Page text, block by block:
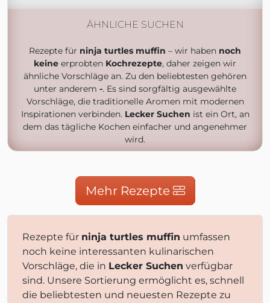
ÄHNLICHE SUCHEN
Rezepte für ninja turtles muffin – wir haben noch
keine erprobten Kochrezepte, daher zeigen wir
ähnliche Vorschläge an. Zu den beliebtesten gehören
unter anderem -. Es sind sorgfältig ausgewählte
Vorschläge, die traditionelle Aromen mit modernen
Inspirationen verbinden. Lecker Suchen ist ein Ort, an
dem das tägliche Kochen einfacher und angenehmer
wird.
Mehr Rezepte
Rezepte für ninja turtles muffin umfassen
noch keine interessanten kulinarischen
Vorschläge, die in Lecker Suchen verfügbar
sind. Unsere Sortierung ermöglicht es, schnell
die beliebtesten und neuesten Rezepte zu